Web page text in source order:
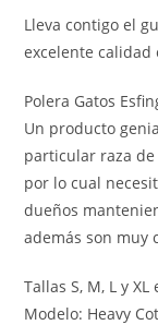
Lleva contigo el
excelente calidad
Polera Gatos
Un producto
particular raza
por lo cual
dueños
además son muy
Tallas S, M, L y
Modelo: Heavy